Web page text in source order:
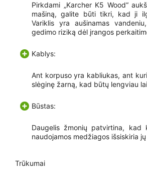
Pirkdami „Karcher K5 Wood“
mašiną, galite būti tikri, kad ji
Variklis yra aušinamas
gedimo riziką dėl įrangos
Kablys:
Ant korpuso yra kabliukas, ant
slėginę žarną, kad būtų lengviau
Būstas:
Daugelis žmonių patvirtina, kad
naudojamos medžiagos išsiskiria
Trūkumai